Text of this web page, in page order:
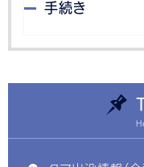
手続き